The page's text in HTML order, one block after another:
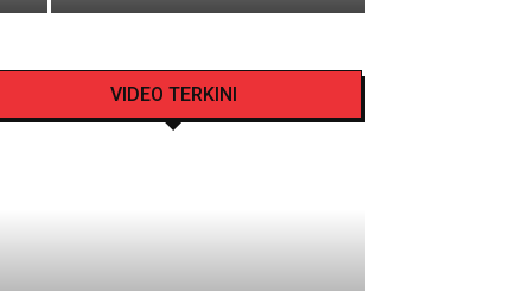
VIDEO TERKINI